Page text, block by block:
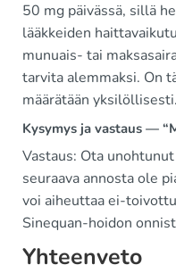
50 mg päivässä, sillä
lääkkeiden
munuais- tai
tarvita alemmaksi. On
määrätään yksilöllisesti.
Kysymys ja vastaus —
Vastaus: Ota
seuraava annosta ole
voi aiheuttaa ei-
Sinequan-hoidon
Yhteenveto